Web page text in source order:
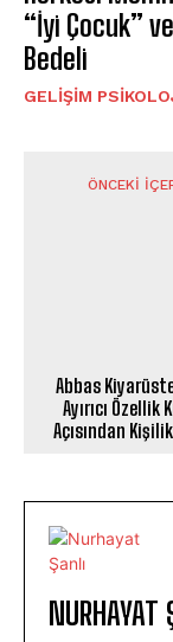
“İyi Çocuk”
Bedeli
GELIŞIM
ÖNCEKI
Abbas
Ayırıcı Özellik
Açısından
NURHAYAT